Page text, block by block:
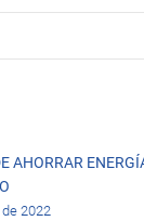
AHORRAR
2022